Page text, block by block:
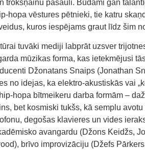
trokšņainu pasauli. Būdami gan
hopa vēstures pētnieki, tie katru
kuros iespējams graut līdz šim
tuvāki mediji labprāt uzsver
mūzikas forma, kas ietekmējusi
Džonatans Snaips (Jonathan
no idejas, ka elektro-akustiskās vai
hopa bītmeikeru darba formām –
bet kosmiski tukšs, kā semplu
degošas klavieres un vides
avangardu (Džons Keidžs,
brīvo improvizāciju (Džefs